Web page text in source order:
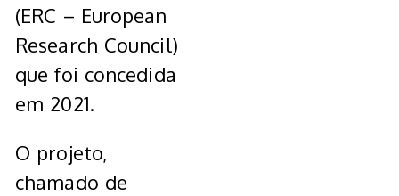
(ERC – European
Research Council)
que foi concedida
em 2021.
O projeto,
chamado de